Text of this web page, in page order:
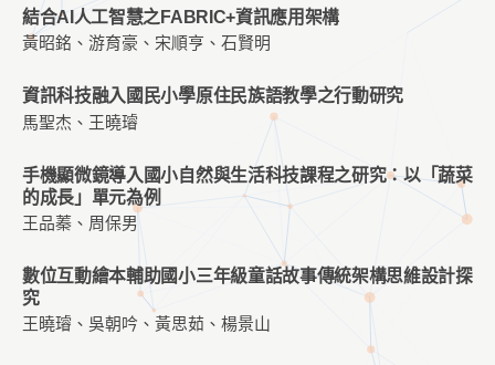
結合AI人工智慧之FABRIC+資訊應用架構
黃昭銘、游育豪、宋順亨、石賢明
資訊科技融入國民小學原住民族語教學之行動研究
馬聖杰、王曉璿
手機顯微鏡導入國小自然與生活科技課程之研究：以「蔬菜
的成長」單元為例
王品蓁、周保男
數位互動繪本輔助國小三年級童話故事傳統架構思維設計探
究
王曉璿、吳朝吟、黃思茹、楊景山